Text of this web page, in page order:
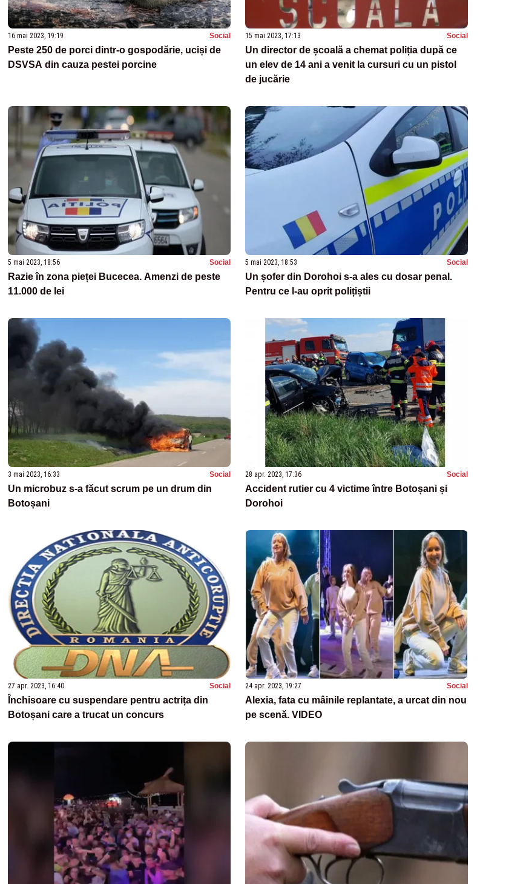
16 mai 2023, 19:19 Social
Peste 250 de porci dintr-o gospodărie, uciși de
DSVSA din cauza pestei porcine
15 mai 2023, 17:13 Social
Un director de școală a chemat poliția după ce
un elev de 14 ani a venit la cursuri cu un pistol
de jucărie
5 mai 2023, 18:56 Social
Razie în zona pieței Bucecea. Amenzi de peste
11.000 de lei
5 mai 2023, 18:53 Social
Un șofer din Dorohoi s-a ales cu dosar penal.
Pentru ce l-au oprit polițiștii
3 mai 2023, 16:33 Social
Un microbuz s-a făcut scrum pe un drum din
Botoșani
28 apr. 2023, 17:36 Social
Accident rutier cu 4 victime între Botoșani și
Dorohoi
27 apr. 2023, 16:40 Social
Închisoare cu suspendare pentru actrița din
Botoșani care a trucat un concurs
24 apr. 2023, 19:27 Social
Alexia, fata cu mâinile replantate, a urcat din nou
pe scenă. VIDEO